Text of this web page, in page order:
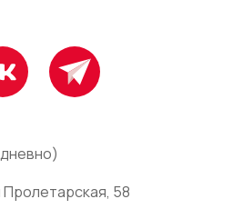
58